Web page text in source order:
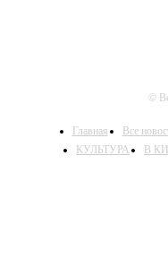
©
Главная Все
КУЛЬТУРА
В